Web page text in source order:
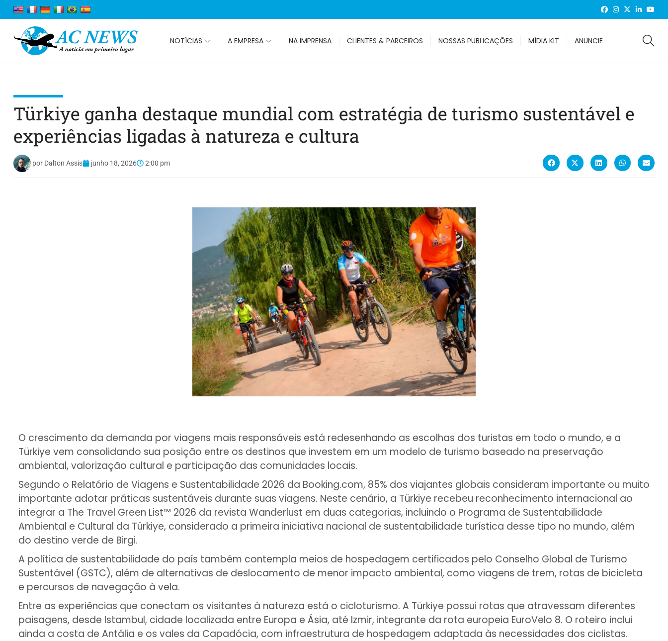
NOTÍCIAS A EMPRESA NA IMPRENSA CLIENTES & PARCEIROS NOSSAS PUBLICAÇÕES MÍDIA KIT ANUNCIE
Türkiye ganha destaque mundial com estratégia de turismo sustentável e
experiências ligadas à natureza e cultura
por Dalton Assis junho 18, 2026 2:00 pm
O crescimento da demanda por viagens mais responsáveis está redesenhando as escolhas dos turistas em todo o mundo, e a
Türkiye vem consolidando sua posição entre os destinos que investem em um modelo de turismo baseado na preservação
ambiental, valorização cultural e participação das comunidades locais.
Segundo o Relatório de Viagens e Sustentabilidade 2026 da Booking.com, 85% dos viajantes globais consideram importante ou muito
importante adotar práticas sustentáveis durante suas viagens. Neste cenário, a Türkiye recebeu reconhecimento internacional ao
integrar a The Travel Green List™ 2026 da revista Wanderlust em duas categorias, incluindo o Programa de Sustentabilidade
Ambiental e Cultural da Türkiye, considerado a primeira iniciativa nacional de sustentabilidade turística desse tipo no mundo, além
do destino verde de Birgi.
A política de sustentabilidade do país também contempla meios de hospedagem certificados pelo Conselho Global de Turismo
Sustentável (GSTC), além de alternativas de deslocamento de menor impacto ambiental, como viagens de trem, rotas de bicicleta
e percursos de navegação à vela.
Entre as experiências que conectam os visitantes à natureza está o cicloturismo. A Türkiye possui rotas que atravessam diferentes
paisagens, desde Istambul, cidade localizada entre Europa e Ásia, até Izmir, integrante da rota europeia EuroVelo 8. O roteiro inclui
ainda a costa de Antália e os vales da Capadócia, com infraestrutura de hospedagem adaptada às necessidades dos ciclistas.